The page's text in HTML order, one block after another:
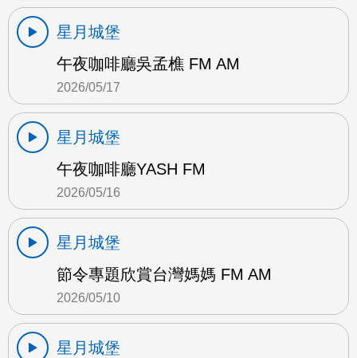
星月城堡
午夜咖啡廳吳孟樵 FM AM
2026/05/17
星月城堡
午夜咖啡廳YASH FM
2026/05/16
星月城堡
節令專題欣賞台灣媽媽 FM AM
2026/05/10
星月城堡